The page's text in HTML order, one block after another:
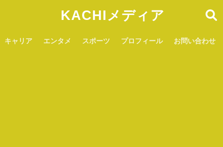
KACHIメディア
キャリア エンタメ スポーツ プロフィール お問い合わせ